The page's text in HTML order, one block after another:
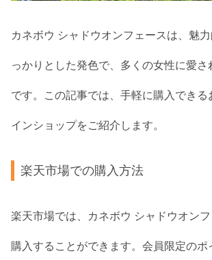
カネボウ シャドウオンフェースは、魅
っかりとした発色で、多くの女性に愛さ
です。この記事では、手軽に購入できる
インショップをご紹介します。
楽天市場での購入方法
楽天市場では、カネボウ シャドウオン
購入することができます。会員限定のポ